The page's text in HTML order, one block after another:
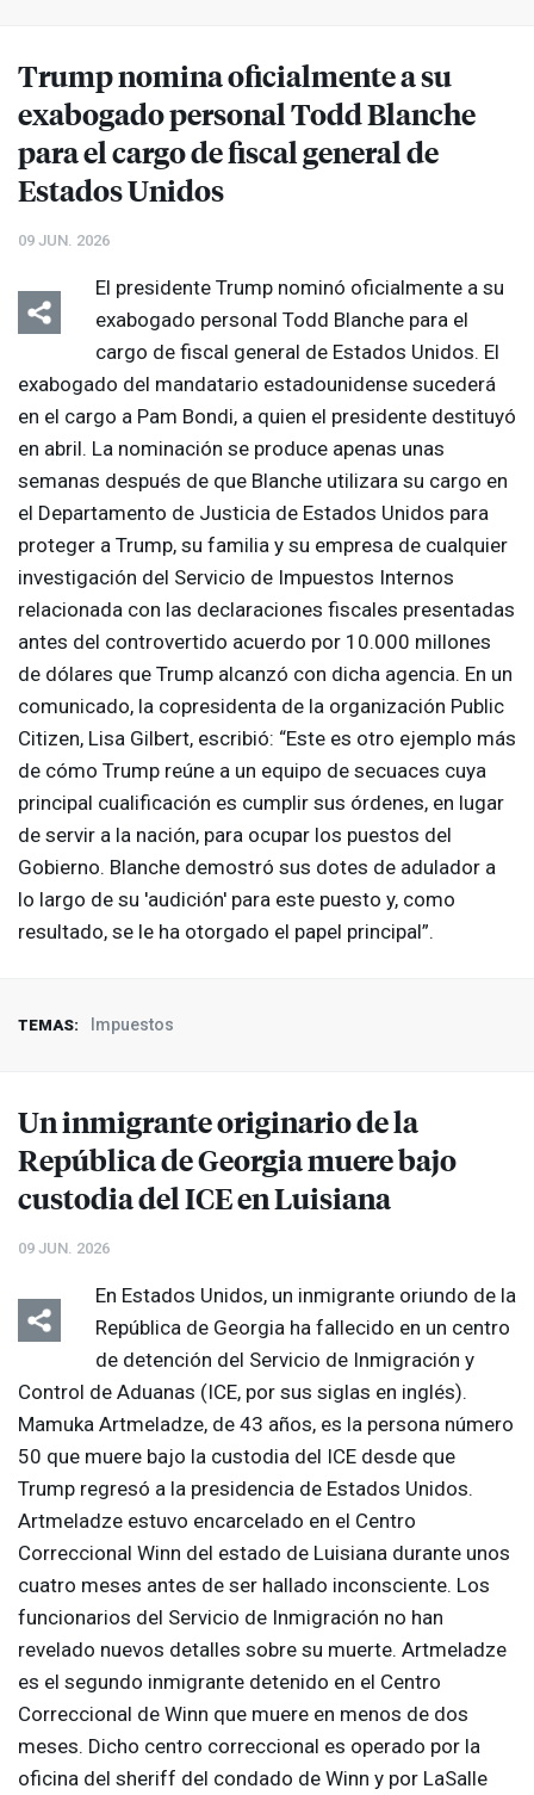
Trump nomina oficialmente a su
exabogado personal Todd Blanche
para el cargo de fiscal general de
Estados Unidos
09 JUN. 2026
El presidente Trump nominó oficialmente a su
exabogado personal Todd Blanche para el
cargo de fiscal general de Estados Unidos. El
exabogado del mandatario estadounidense sucederá
en el cargo a Pam Bondi, a quien el presidente destituyó
en abril. La nominación se produce apenas unas
semanas después de que Blanche utilizara su cargo en
el Departamento de Justicia de Estados Unidos para
proteger a Trump, su familia y su empresa de cualquier
investigación del Servicio de Impuestos Internos
relacionada con las declaraciones fiscales presentadas
antes del controvertido acuerdo por 10.000 millones
de dólares que Trump alcanzó con dicha agencia. En un
comunicado, la copresidenta de la organización Public
Citizen, Lisa Gilbert, escribió: “Este es otro ejemplo más
de cómo Trump reúne a un equipo de secuaces cuya
principal cualificación es cumplir sus órdenes, en lugar
de servir a la nación, para ocupar los puestos del
Gobierno. Blanche demostró sus dotes de adulador a
lo largo de su 'audición' para este puesto y, como
resultado, se le ha otorgado el papel principal”.
TEMAS: Impuestos
Un inmigrante originario de la
República de Georgia muere bajo
custodia delICEen Luisiana
09 JUN. 2026
En Estados Unidos, un inmigrante oriundo de la
República de Georgia ha fallecido en un centro
de detención del Servicio de Inmigración y
Control de Aduanas (ICE, por sus siglas en inglés).
Mamuka Artmeladze, de 43 años, es la persona número
50 que muere bajo la custodia del ICE desde que
Trump regresó a la presidencia de Estados Unidos.
Artmeladze estuvo encarcelado en el Centro
Correccional Winn del estado de Luisiana durante unos
cuatro meses antes de ser hallado inconsciente. Los
funcionarios del Servicio de Inmigración no han
revelado nuevos detalles sobre su muerte. Artmeladze
es el segundo inmigrante detenido en el Centro
Correccional de Winn que muere en menos de dos
meses. Dicho centro correccional es operado por la
oficina del sheriff del condado de Winn y por LaSalle